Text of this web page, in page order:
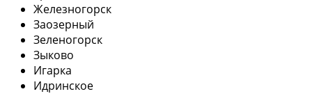
Железногорск
Заозерный
Зеленогорск
Зыково
Игарка
Идринское